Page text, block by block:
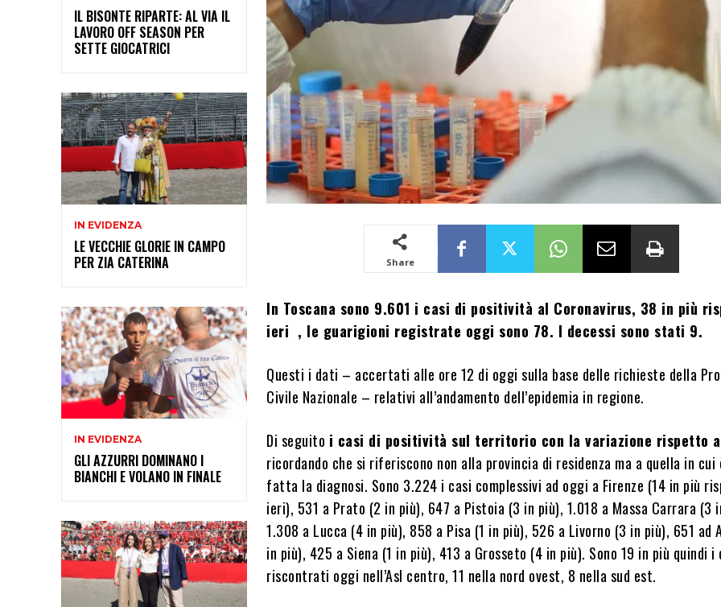
IL BISONTE RIPARTE: AL VIA IL
LAVORO OFF SEASON PER
SETTE GIOCATRICI
IN EVIDENZA
LE VECCHIE GLORIE IN CAMPO
PER ZIA CATERINA
IN EVIDENZA
GLI AZZURRI DOMINANO I
BIANCHI E VOLANO IN FINALE
Share
In Toscana sono 9.601 i casi di positività al Coronavirus, 38 in più
ieri , le guarigioni registrate oggi sono 78. I decessi sono stati 9.
Questi i dati – accertati alle ore 12 di oggi sulla base delle richieste della
Civile Nazionale – relativi all’andamento dell’epidemia in regione.
Di seguito i casi di positività sul territorio con la variazione rispetto
ricordando che si riferiscono non alla provincia di residenza ma a quella in
fatta la diagnosi. Sono 3.224 i casi complessivi ad oggi a Firenze (14 in più
ieri), 531 a Prato (2 in più), 647 a Pistoia (3 in più), 1.018 a Massa Carrara (3
1.308 a Lucca (4 in più), 858 a Pisa (1 in più), 526 a Livorno (3 in più), 651 ad
in più), 425 a Siena (1 in più), 413 a Grosseto (4 in più). Sono 19 in più quindi i
riscontrati oggi nell’Asl centro, 11 nella nord ovest, 8 nella sud est.